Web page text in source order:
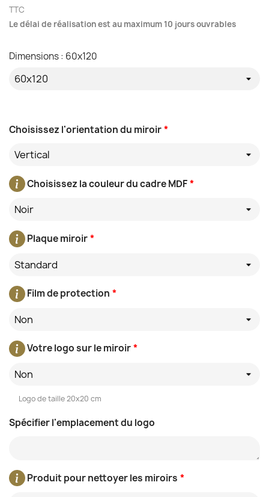
TTC
Le délai de réalisation est au maximum 10 jours ouvrables
*
Choisissez l'orientation du miroir
Vertical
*
Choisissez la couleur du cadre MDF
Noir
*
Plaque miroir
Standard
*
Film de protection
Non
*
Votre logo sur le miroir
Non
Logo de taille 20x20 cm
Spécifier l'emplacement du logo
*
Produit pour nettoyer les miroirs
Dimensions : 60x120